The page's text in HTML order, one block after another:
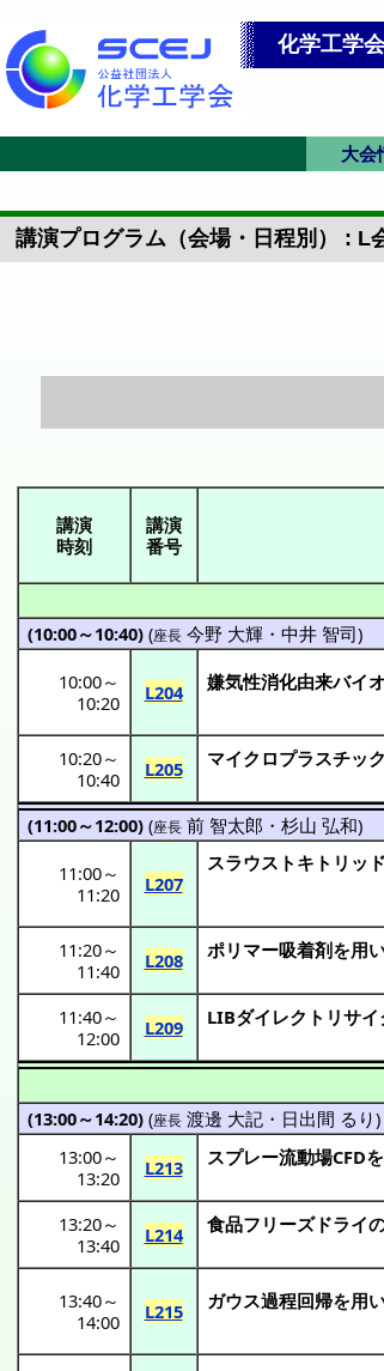
化学工学
大会
講演プログラム（会場・日程別） : L
講演
時刻
講演
番号
(10:00～10:40)(座長 今野 大輝・ 中井 智司)
10:00～
10:20
L204 嫌気性消化由来バイ
10:20～
10:40
L205 マイクロプラスチック
(11:00～12:00)(座長 前 智太郎 ・ 杉山 弘和)
11:00～
11:20
L207
スラウストキトリッド
11:20～
11:40
L208 ポリマー吸着剤を用
11:40～
12:00
L209 LIBダイレクトリサ
(13:00～14:20)(座長 渡邊 大記・ 日出間 るり)
13:00～
13:20
L213 スプレー流動場CFDを
13:20～
13:40
L214 食品フリーズドライ
13:40～
14:00
L215 ガウス過程回帰を用